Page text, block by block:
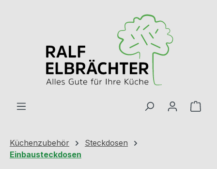
Küchenzubehör
Steckdosen
Einbausteckdosen